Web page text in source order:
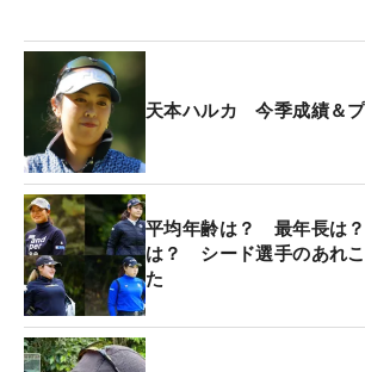
天本ハルカ 今季成績＆
平均年齢は？ 最年長は
は？ シード選手のあれ
た